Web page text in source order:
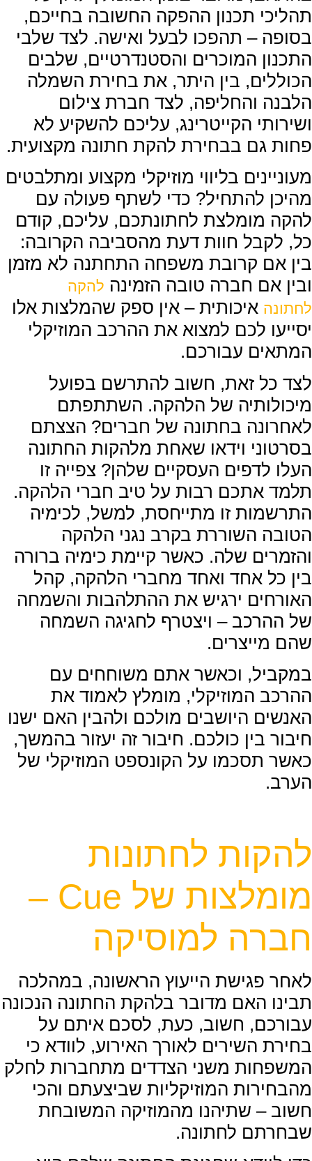
תהליכי תכנון ההפקה החשובה בחייכם,
בסופה – תהפכו לבעל ואישה. לצד שלבי
התכנון המוכרים והסטנדרטיים, שלבים
הכוללים, בין היתר, את בחירת השמלה
הלבנה והחליפה, לצד חברת צילום
ושירותי הקייטרינג, עליכם להשקיע לא
פחות גם בבחירת להקת חתונה מקצועית.
מעוניינים בליווי מוזיקלי מקצוע ומתלבטים
מהיכן להתחיל? כדי לשתף פעולה עם
להקה מומלצת לחתונתכם, עליכם, קודם
כל, לקבל חוות דעת מהסביבה הקרובה:
בין אם קרובת משפחה התחתנה לא מזמן
ובין אם חברה טובה הזמינה להקה
לחתונה איכותית – אין ספק שהמלצות אלו
יסייעו לכם למצוא את ההרכב המוזיקלי
המתאים עבורכם.
לצד כל זאת, חשוב להתרשם בפועל
מיכולותיה של הלהקה. השתתפתם
לאחרונה בחתונה של חברים? הצצתם
בסרטוני וידאו שאחת מלהקות החתונה
העלו לדפים העסקיים שלהן? צפייה זו
תלמד אתכם רבות על טיב חברי הלהקה.
התרשמות זו מתייחסת, למשל, לכימיה
הטובה השוררת בקרב נגני הלהקה
והזמרים שלה. כאשר קיימת כימיה ברורה
בין כל אחד ואחד מחברי הלהקה, קהל
האורחים ירגיש את ההתלהבות והשמחה
של ההרכב – ויצטרף לחגיגה השמחה
שהם מייצרים.
במקביל, וכאשר אתם משוחחים עם
ההרכב המוזיקלי, מומלץ לאמוד את
האנשים היושבים מולכם ולהבין האם ישנו
חיבור בין כולכם. חיבור זה יעזור בהמשך,
כאשר תסכמו על הקונספט המוזיקלי של
הערב.
להקות לחתונות
מומלצות של Cue –
חברה למוסיקה
לאחר פגישת הייעוץ הראשונה, במהלכה
תבינו האם מדובר בלהקת החתונה הנכונה
עבורכם, חשוב, כעת, לסכם איתם על
בחירת השירים לאורך האירוע, לוודא כי
המשפחות משני הצדדים מתחברות לחלק
מהבחירות המוזיקליות שביצעתם והכי
חשוב – שתיהנו מהמוזיקה המשובחת
שבחרתם לחתונה.